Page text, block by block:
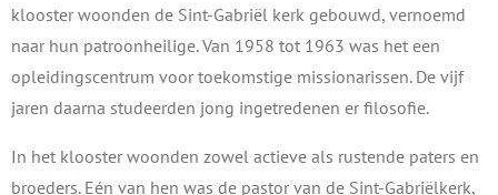
klooster woonden de Sint-Gabriël kerk gebouwd, vernoemd
naar hun patroonheilige. Van 1958 tot 1963 was het een
opleidingscentrum voor toekomstige missionarissen. De vijf
jaren daarna studeerden jong ingetredenen er filosofie.
In het klooster woonden zowel actieve als rustende paters en
broeders. Eén van hen was de pastor van de Sint-Gabriëlkerk,